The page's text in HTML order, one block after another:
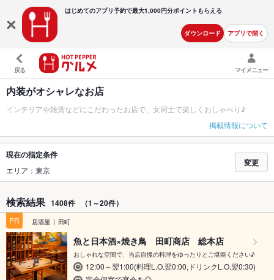
はじめてのアプリ予約で最大1,000円分ポイントもらえる
ダウンロード アプリで開く
戻る マイメニュー
内装がオシャレなお店
インテリアや雑貨などにこだわったお店で、女同士で楽しくおしゃべり♪
掲載情報について
現在の指定条件
エリア：東京
変更
検索結果 1408件 （1～20件）
PR 居酒屋 田町
魚と日本酒×焼き鳥 田町商店 総本店
おしゃれな空間で、当店自慢の料理をゆったりとご堪能ください♪
12:00～翌1:00(料理L.O.翌0:00,ドリンクL.O.翌0:30)